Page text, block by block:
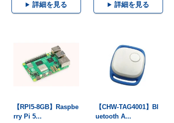
詳細を見る 詳細を見る
【RPI5-8GB】Raspbe
rry Pi 5...
【CHW-TAG4001】Bl
uetooth A...